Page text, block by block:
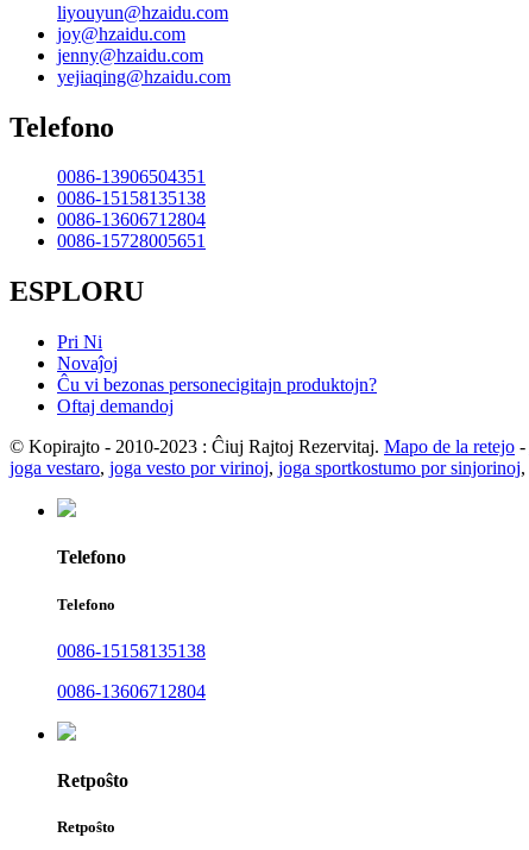
liyouyun@hzaidu.com
joy@hzaidu.com
jenny@hzaidu.com
yejiaqing@hzaidu.com
Telefono
0086-13906504351
0086-15158135138
0086-13606712804
0086-15728005651
ESPLORU
Pri Ni
Novaĵoj
Ĉu vi bezonas personecigitajn produktojn?
Oftaj demandoj
© Kopirajto - 2010-2023 : Ĉiuj Rajtoj Rezervitaj. Mapo de la retejo -
joga vestaro, joga vesto por virinoj, joga sportkostumo por sinjorinoj,
Telefono
Telefono
0086-15158135138
0086-13606712804
Retpoŝto
Retpoŝto